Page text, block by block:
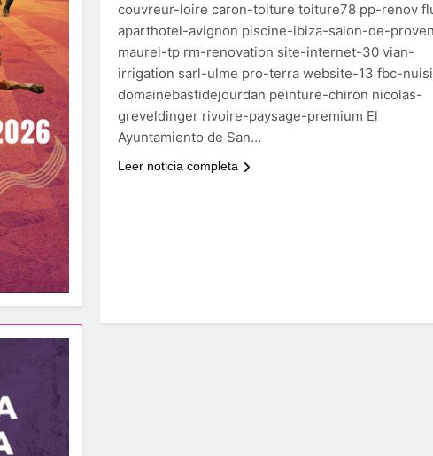
couvreur-loire caron-toiture toiture78 pp-renov
aparthotel-avignon piscine-ibiza-salon-de-
maurel-tp rm-renovation site-internet-30 vian-
irrigation sarl-ulme pro-terra website-13 fbc-
domainebastidejourdan peinture-chiron nicolas-
greveldinger rivoire-paysage-premium El
Ayuntamiento de San…
Leer noticia completa